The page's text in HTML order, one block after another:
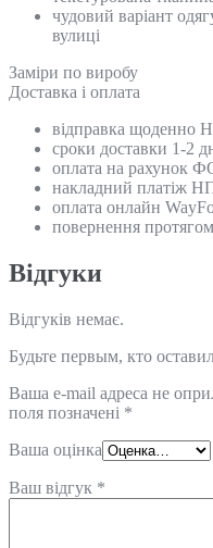
чудовий варіант
вулиці
Замiри по виробу
Доставка і оплата
відправка щоденно
сроки доставки 1-2
оплата на рахунок
накладний платіж
оплата онлайн
повернення
Відгуки
Відгуків немає.
Будьте первым, кто
Ваша e-mail адреса не
поля позначені *
Ваша оцінка
Ваш відгук *